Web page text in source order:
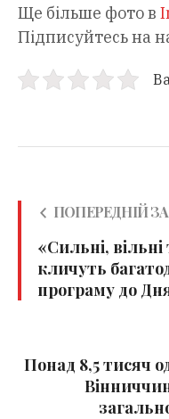
Ще більше фото в
Підписуйтесь на
ПОПЕРЕДНІЙ
«Сильні,
кличуть
програму до Дня
Понад 8,5 тисяч